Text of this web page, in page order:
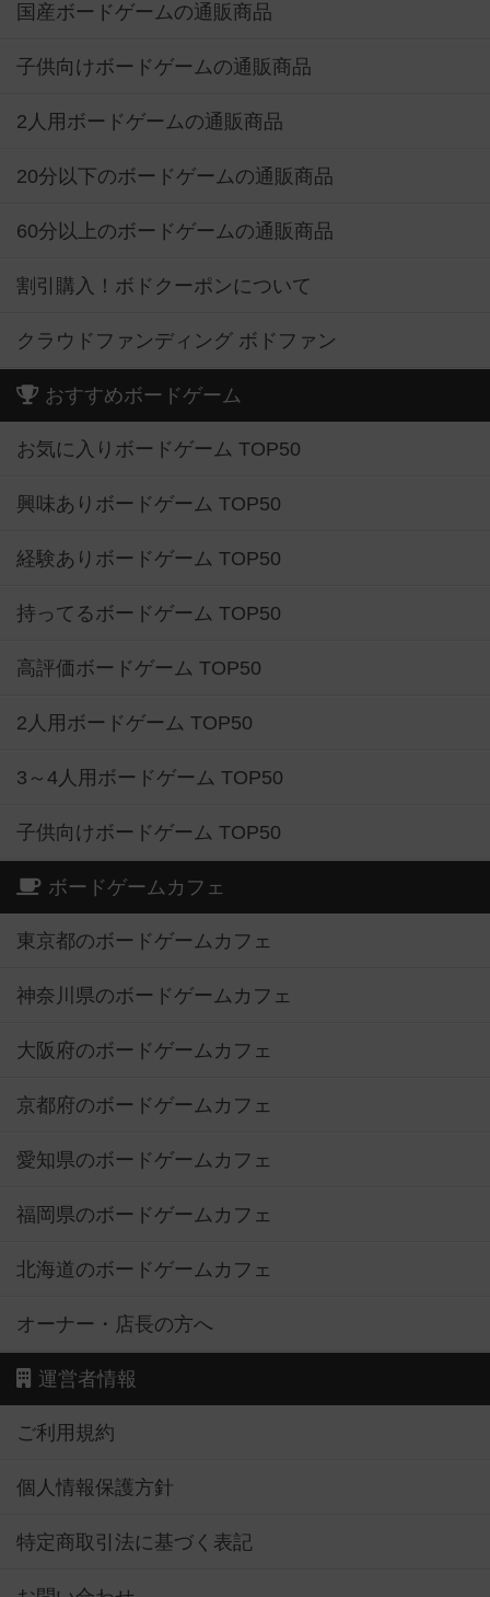
国産ボードゲームの通販商品
子供向けボードゲームの通販商品
2人用ボードゲームの通販商品
20分以下のボードゲームの通販商品
60分以上のボードゲームの通販商品
割引購入！ボドクーポンについて
クラウドファンディング ボドファン
おすすめボードゲーム
お気に入りボードゲーム TOP50
興味ありボードゲーム TOP50
経験ありボードゲーム TOP50
持ってるボードゲーム TOP50
高評価ボードゲーム TOP50
2人用ボードゲーム TOP50
3～4人用ボードゲーム TOP50
子供向けボードゲーム TOP50
ボードゲームカフェ
東京都のボードゲームカフェ
神奈川県のボードゲームカフェ
大阪府のボードゲームカフェ
京都府のボードゲームカフェ
愛知県のボードゲームカフェ
福岡県のボードゲームカフェ
北海道のボードゲームカフェ
オーナー・店長の方へ
運営者情報
ご利用規約
個人情報保護方針
特定商取引法に基づく表記